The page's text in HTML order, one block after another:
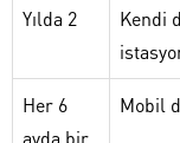
Yılda 2
Kendi
Her 6
ayda bir
Mobil